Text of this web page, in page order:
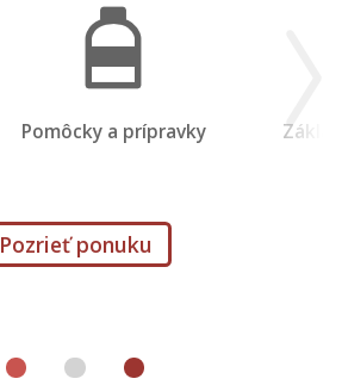
Pomôcky a prípravky
Pozrieť ponuku